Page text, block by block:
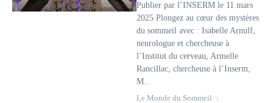
Publier par l’INSERM le 11 mars
2025 Plongez au cœur des mystères
du sommeil avec : Isabelle Arnulf,
neurologue et chercheuse à
l’Institut du cerveau, Armelle
Rancillac, chercheuse à l’Inserm,
M...
Le Monde du Sommeil